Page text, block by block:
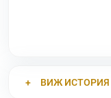
ВИЖ ИСТОРИЯ